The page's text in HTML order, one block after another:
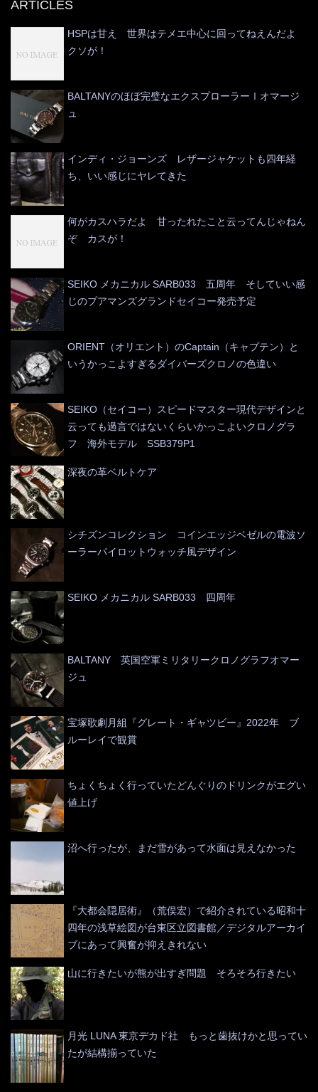
ARTICLES
HSPは甘え 世界はテメエ中心に回ってねえんだよ
クソが！
BALTANYのほぼ完璧なエクスプローラーⅠオマージ
ュ
インディ・ジョーンズ レザージャケットも四年経
ち、いい感じにヤレてきた
何がカスハラだよ 甘ったれたこと云ってんじゃねん
ぞ カスが！
SEIKO メカニカル SARB033 五周年 そしていい感
じのプアマンズグランドセイコー発売予定
ORIENT（オリエント）のCaptain（キャプテン）と
いうかっこよすぎるダイバーズクロノの色違い
SEIKO（セイコー）スピードマスター現代デザインと
云っても過言ではないくらいかっこよいクロノグラ
フ 海外モデル SSB379P1
深夜の革ベルトケア
シチズンコレクション コインエッジベゼルの電波ソ
ーラーパイロットウォッチ風デザイン
SEIKO メカニカル SARB033 四周年
BALTANY 英国空軍ミリタリークロノグラフオマー
ジュ
宝塚歌劇月組『グレート・ギャツビー』2022年 ブ
ルーレイで観賞
ちょくちょく行っていたどんぐりのドリンクがエグい
値上げ
沼へ行ったが、まだ雪があって水面は見えなかった
『大都会隠居術』（荒俣宏）で紹介されている昭和十
四年の浅草絵図が台東区立図書館／デジタルアーカイ
ブにあって興奮が抑えきれない
山に行きたいが熊が出すぎ問題 そろそろ行きたい
月光 LUNA 東京デカド社 もっと歯抜けかと思ってい
たが結構揃っていた